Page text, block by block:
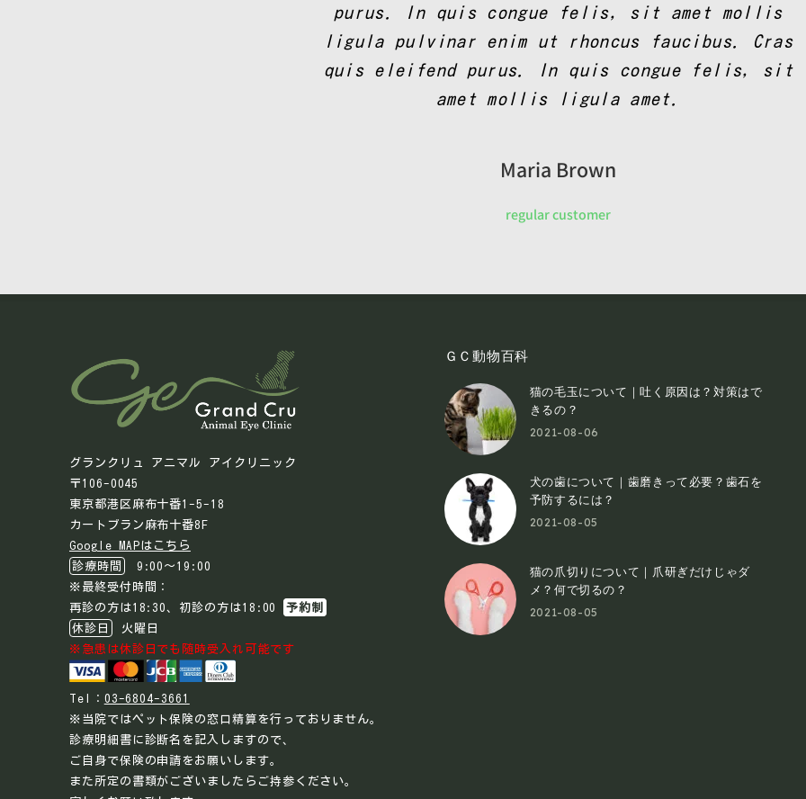
purus. In quis congue felis, sit amet mollis
ligula pulvinar enim ut rhoncus faucibus. Cras
quis eleifend purus. In quis congue felis, sit
amet mollis ligula amet.
Maria Brown
regular customer
グランクリュ アニマル アイクリニック
〒106-0045
東京都港区麻布十番1-5-18
カートブラン麻布十番8F
Google MAPはこちら
診療時間
9:00～19:00
※最終受付時間：
再診の方は18:30、初診の方は18:00
予約制
休診日
火曜日
※急患は休診日でも随時受入れ可能です
Tel： 03-6804-3661
※当院ではペット保険の窓口精算を行っておりません。
診療明細書に診断名を記入しますので、
ご自身で保険の申請をお願いします。
また所定の書類がございましたらご持参ください。
ＧＣ動物百科
猫の毛玉について｜吐く原因は？対策はで
きるの？
2021-08-06
犬の歯について｜歯磨きって必要？歯石を
予防するには？
2021-08-05
猫の爪切りについて｜爪研ぎだけじゃダ
メ？何で切るの？
2021-08-05